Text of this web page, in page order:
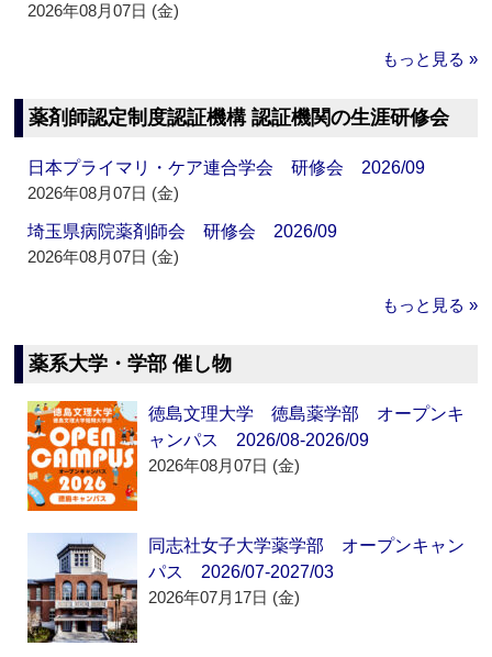
2026年08月07日 (金)
もっと見る »
薬剤師認定制度認証機構 認証機関の生涯研修会
日本プライマリ・ケア連合学会 研修会 2026/09
2026年08月07日 (金)
埼玉県病院薬剤師会 研修会 2026/09
2026年08月07日 (金)
もっと見る »
薬系大学・学部 催し物
徳島文理大学 徳島薬学部 オープンキ
ャンパス 2026/08-2026/09
2026年08月07日 (金)
同志社女子大学薬学部 オープンキャン
パス 2026/07-2027/03
2026年07月17日 (金)